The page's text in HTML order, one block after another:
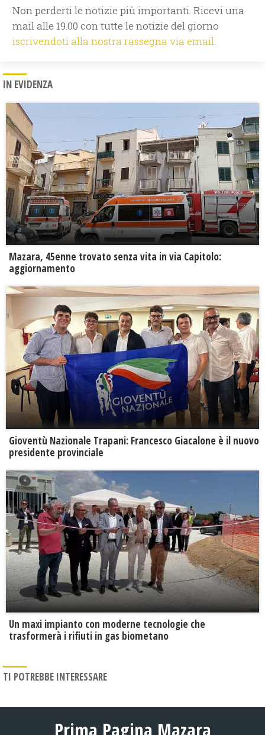
Non perderti le notizie più importanti. Ricevi una
mail alle 19.00 con tutte le notizie del giorno
iscrivendoti alla nostra rassegna via email.
IN EVIDENZA
Mazara, 45enne trovato senza vita in via Capitolo:
aggiornamento
Gioventù Nazionale Trapani: Francesco Giacalone è il nuovo
presidente provinciale
Un maxi impianto con moderne tecnologie che
trasformerà i rifiuti in gas biometano
TI POTREBBE INTERESSARE
Prima Pagina Mazara